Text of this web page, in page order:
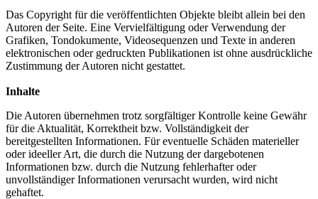
Das Copyright für die veröffentlichten Objekte bleibt allein bei den
Autoren der Seite. Eine Vervielfältigung oder Verwendung der
Grafiken, Tondokumente, Videosequenzen und Texte in anderen
elektronischen oder gedruckten Publikationen ist ohne ausdrückliche
Zustimmung der Autoren nicht gestattet.
Inhalte
Die Autoren übernehmen trotz sorgfältiger Kontrolle keine Gewähr
für die Aktualität, Korrektheit bzw. Vollständigkeit der
bereitgestellten Informationen. Für eventuelle Schäden materieller
oder ideeller Art, die durch die Nutzung der dargebotenen
Informationen bzw. durch die Nutzung fehlerhafter oder
unvollständiger Informationen verursacht wurden, wird nicht
gehaftet.